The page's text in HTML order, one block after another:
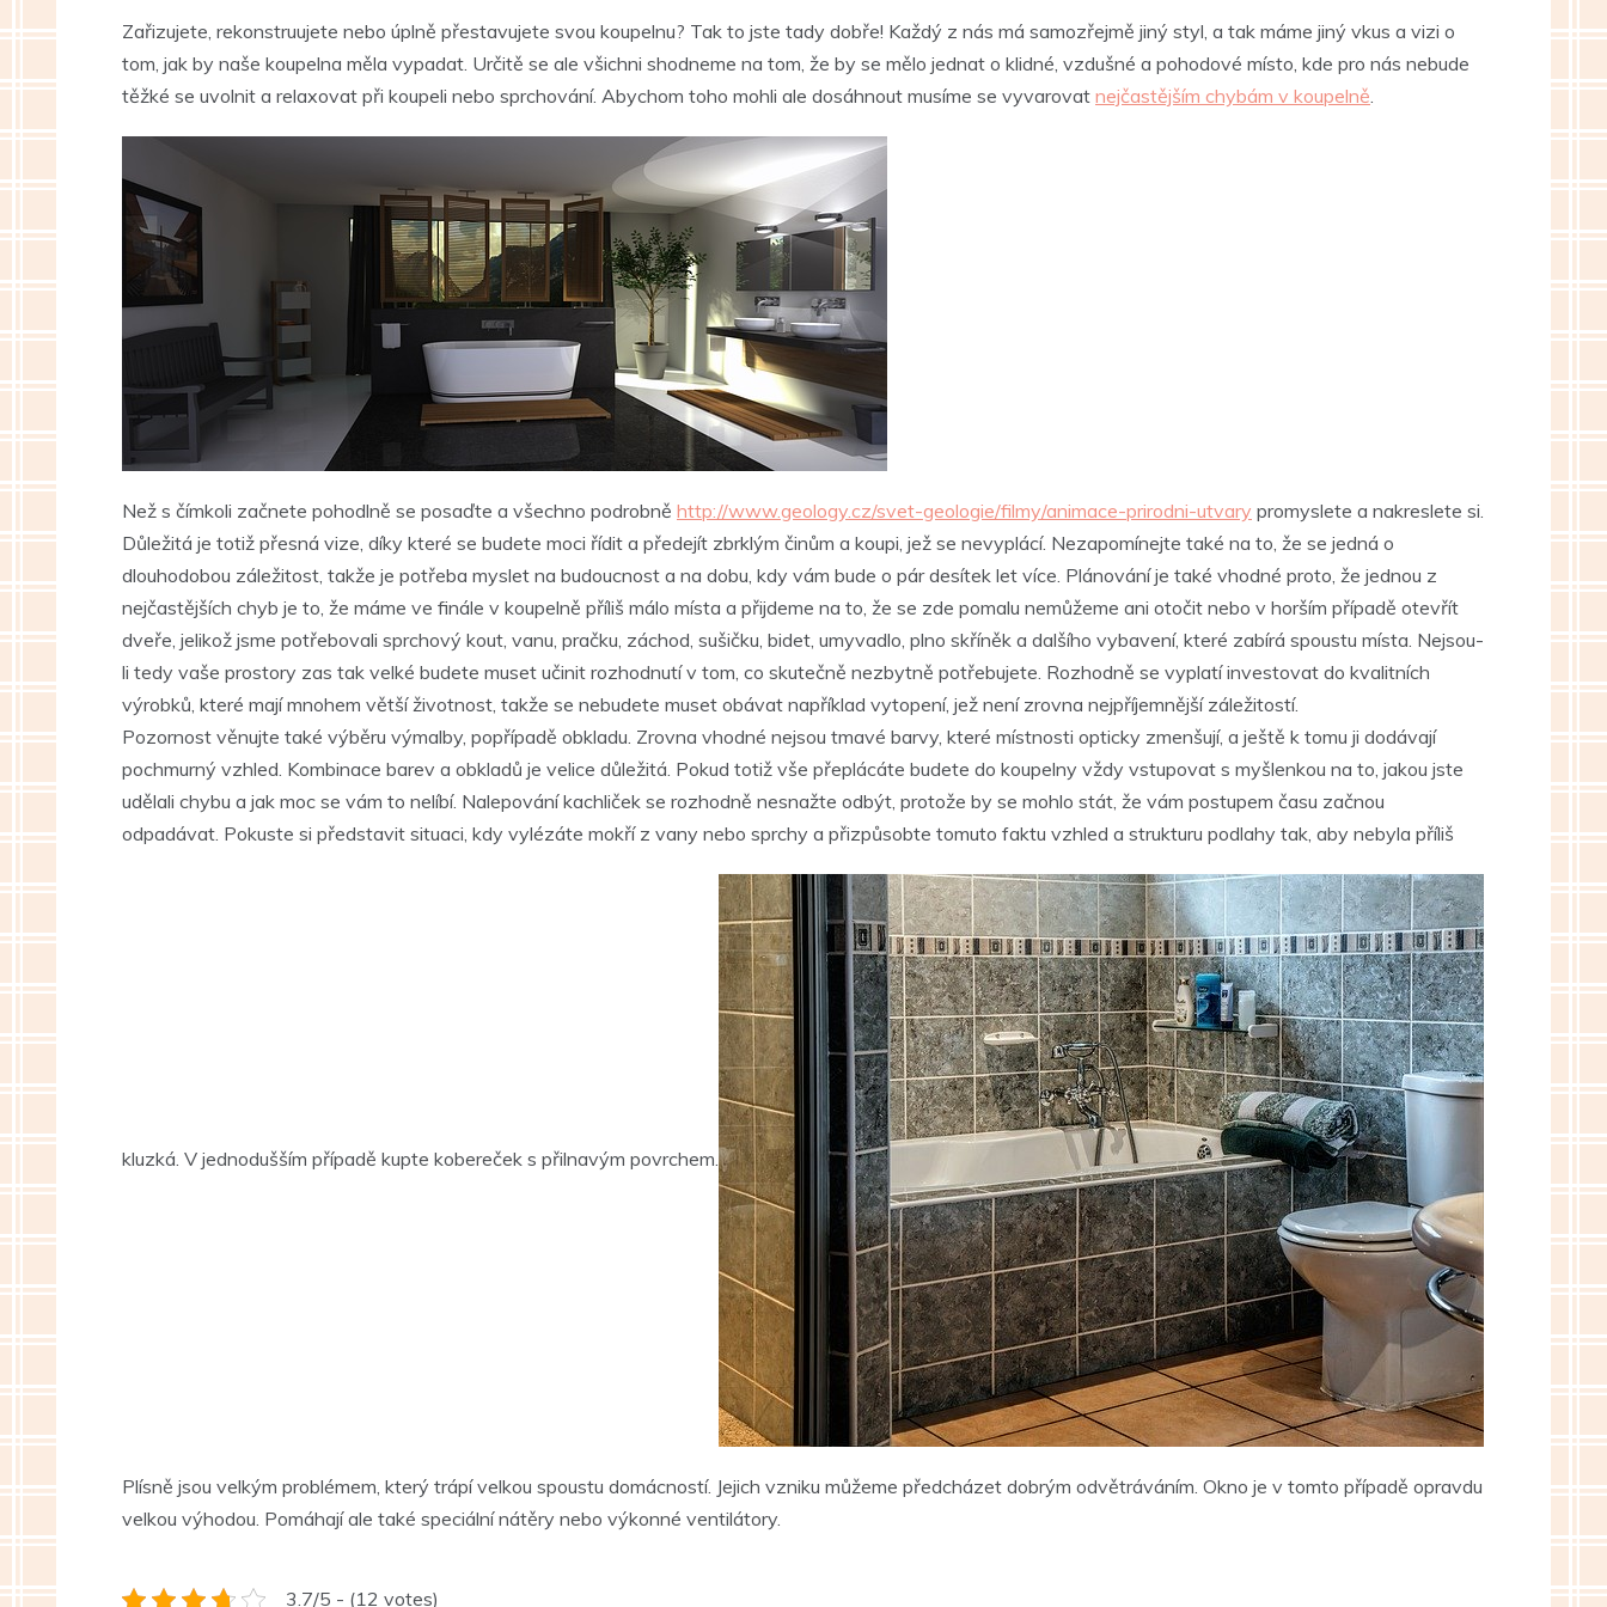
Zařizujete, rekonstruujete nebo úplně přestavujete svou koupelnu? Tak to jste tady dobře! Každý z nás má samozřejmě jiný styl, a tak máme jiný vkus a vizi o
tom, jak by naše koupelna měla vypadat. Určitě se ale všichni shodneme na tom, že by se mělo jednat o klidné, vzdušné a pohodové místo, kde pro nás nebude
těžké se uvolnit a relaxovat při koupeli nebo sprchování. Abychom toho mohli ale dosáhnout musíme se vyvarovat nejčastějším chybám v koupelně.
Než s čímkoli začnete pohodlně se posaďte a všechno podrobně http://www.geology.cz/svet-geologie/filmy/animace-prirodni-utvary promyslete a nakreslete si.
Důležitá je totiž přesná vize, díky které se budete moci řídit a předejít zbrklým činům a koupi, jež se nevyplácí. Nezapomínejte také na to, že se jedná o
dlouhodobou záležitost, takže je potřeba myslet na budoucnost a na dobu, kdy vám bude o pár desítek let více. Plánování je také vhodné proto, že jednou z
nejčastějších chyb je to, že máme ve finále v koupelně příliš málo místa a přijdeme na to, že se zde pomalu nemůžeme ani otočit nebo v horším případě otevřít
dveře, jelikož jsme potřebovali sprchový kout, vanu, pračku, záchod, sušičku, bidet, umyvadlo, plno skříněk a dalšího vybavení, které zabírá spoustu místa. Nejsou-
li tedy vaše prostory zas tak velké budete muset učinit rozhodnutí v tom, co skutečně nezbytně potřebujete. Rozhodně se vyplatí investovat do kvalitních
výrobků, které mají mnohem větší životnost, takže se nebudete muset obávat například vytopení, jež není zrovna nejpříjemnější záležitostí.
Pozornost věnujte také výběru výmalby, popřípadě obkladu. Zrovna vhodné nejsou tmavé barvy, které místnosti opticky zmenšují, a ještě k tomu ji dodávají
pochmurný vzhled. Kombinace barev a obkladů je velice důležitá. Pokud totiž vše přeplácáte budete do koupelny vždy vstupovat s myšlenkou na to, jakou jste
udělali chybu a jak moc se vám to nelíbí. Nalepování kachliček se rozhodně nesnažte odbýt, protože by se mohlo stát, že vám postupem času začnou
odpadávat. Pokuste si představit situaci, kdy vylézáte mokří z vany nebo sprchy a přizpůsobte tomuto faktu vzhled a strukturu podlahy tak, aby nebyla příliš
kluzká. V jednodušším případě kupte kobereček s přilnavým povrchem.
Plísně jsou velkým problémem, který trápí velkou spoustu domácností. Jejich vzniku můžeme předcházet dobrým odvětráváním. Okno je v tomto případě opravdu
velkou výhodou. Pomáhají ale také speciální nátěry nebo výkonné ventilátory.
3.7/5 - (12 votes)